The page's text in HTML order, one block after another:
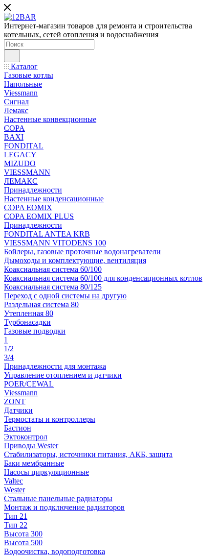
Интернет-магазин товаров для ремонта и строительства
котельных, сетей отопления и водоснабжения
Каталог
Газовые котлы
Напольные
Viessmann
Сигнал
Лемакс
Настенные конвекционные
COPA
BAXI
FONDITAL
LEGACY
MIZUDO
VIESSMANN
ЛЕМАКС
Принадлежности
Настенные конденсационные
COPA EOMIX
COPA EOMIX PLUS
Принадлежности
FONDITAL ANTEA KRB
VIESSMANN VITODENS 100
Бойлеры, газовые проточные водонагреватели
Дымоходы и комплектующие, вентиляция
Коаксиальная система 60/100
Коаксиальная система 60/100 для конденсационных котлов
Коаксиальная система 80/125
Переход с одной системы на другую
Раздельная система 80
Утепленная 80
Турбонасадки
Газовые подводки
1
1/2
3/4
Принадлежности для монтажа
Управление отоплением и датчики
POER/CEWAL
Viessmann
ZONT
Датчики
Термостаты и контроллеры
Бастион
Эктоконтрол
Приводы Wester
Стабилизаторы, источники питания, АКБ, защита
Баки мембранные
Насосы циркуляционные
Valtec
Wester
Стальные панельные радиаторы
Монтаж и подключение радиаторов
Тип 21
Тип 22
Высота 300
Высота 500
Водоочистка, водоподготовка